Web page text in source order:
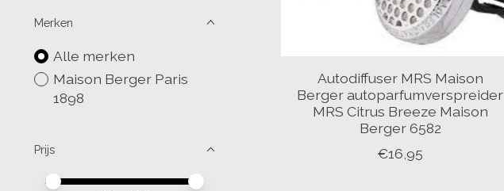
Merken
Alle merken
Maison Berger Paris
1898
Prijs
Minimale prijswaarde
Price maximum value
Autodiffuser MRS Maison
Berger autoparfumverspreider
MRS Citrus Breeze Maison
Berger 6582
€16,95